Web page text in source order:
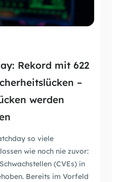
Rekord mit 622
–
werden
so viele
wie noch nie zuvor:
(CVEs) in
Bereits im Vorfeld